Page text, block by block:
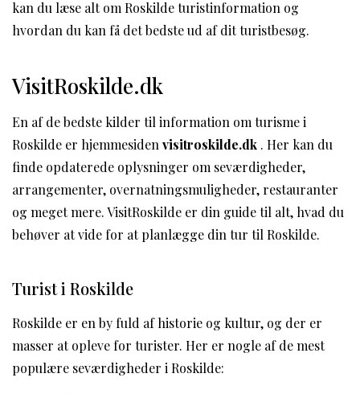
kan du læse alt om Roskilde turistinformation og
hvordan du kan få det bedste ud af dit turistbesøg.
VisitRoskilde.dk
En af de bedste kilder til information om turisme i
Roskilde er hjemmesiden visitroskilde.dk . Her kan du
finde opdaterede oplysninger om seværdigheder,
arrangementer, overnatningsmuligheder, restauranter
og meget mere. VisitRoskilde er din guide til alt, hvad du
behøver at vide for at planlægge din tur til Roskilde.
Turist i Roskilde
Roskilde er en by fuld af historie og kultur, og der er
masser at opleve for turister. Her er nogle af de mest
populære seværdigheder i Roskilde: